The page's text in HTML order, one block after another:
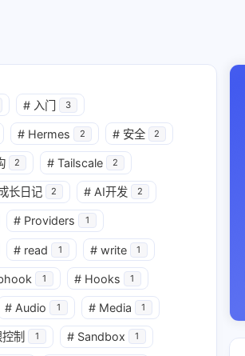
# 入门 3
# Hermes 2 # 安全 2
2 # Tailscale 2
长日记 2 # AI开发 2
# Providers 1
# read 1 # write 1
1 # Hooks 1
# Audio 1 # Media 1
制 1 # Sandbox 1